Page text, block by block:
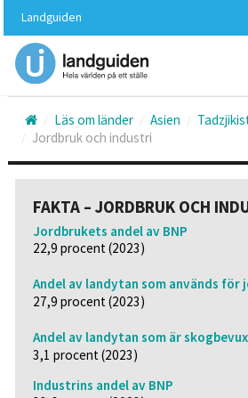
huvudinnehållet
Landguiden
Läs om länder Asien
Jordbruk och industri
FAKTA – JORDBRUK OCH
Jordbrukets andel av BNP
22,9 procent (2023)
Andel av landytan som används för
27,9 procent (2023)
Andel av landytan som är
3,1 procent (2023)
Industrins andel av BNP